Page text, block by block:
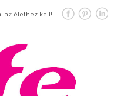
az élethez kell!